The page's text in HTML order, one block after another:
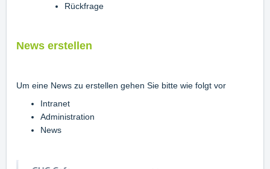
Rückfrage
News erstellen
Um eine News zu erstellen gehen Sie bitte wie folgt vor
Intranet
Administration
News